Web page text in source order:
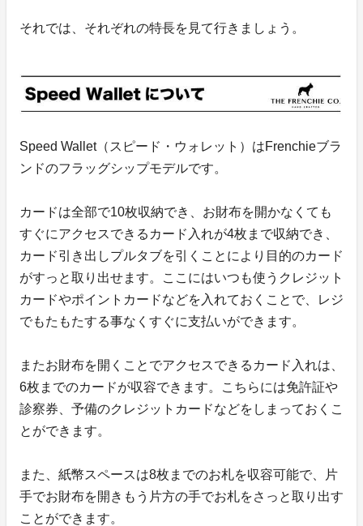
それでは、それぞれの特長を見て行きましょう。
Speed Wallet（スピード・ウォレット）はFrenchieブラ
ンドのフラッグシップモデルです。
カードは全部で10枚収納でき、お財布を開かなくても
すぐにアクセスできるカード入れが4枚まで収納でき、
カード引き出しプルタブを引くことにより目的のカード
がすっと取り出せます。ここにはいつも使うクレジット
カードやポイントカードなどを入れておくことで、レジ
でもたもたする事なくすぐに支払いができます。
またお財布を開くことでアクセスできるカード入れは、
6枚までのカードが収容できます。こちらには免許証や
診察券、予備のクレジットカードなどをしまっておくこ
とができます。
また、紙幣スペースは8枚までのお札を収容可能で、片
手でお財布を開きもう片方の手でお札をさっと取り出す
ことができます。